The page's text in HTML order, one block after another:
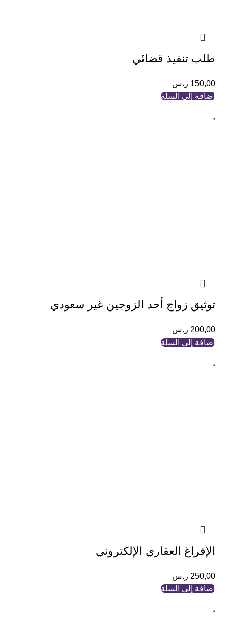
طلب تنفيذ قضائي
150,00 ر.س
إضافة إلى السلة
توثيق زواج أحد الزوجين غير سعودي
200,00 ر.س
إضافة إلى السلة
الإفراغ العقاري الإلكتروني
250,00 ر.س
إضافة إلى السلة